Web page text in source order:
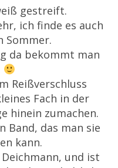
gestreift.
ich finde es auch
Sommer.
da bekommt man
Reißverschluss
Fach in der
hinein zumachen.
Band, das man sie
kann.
und ist